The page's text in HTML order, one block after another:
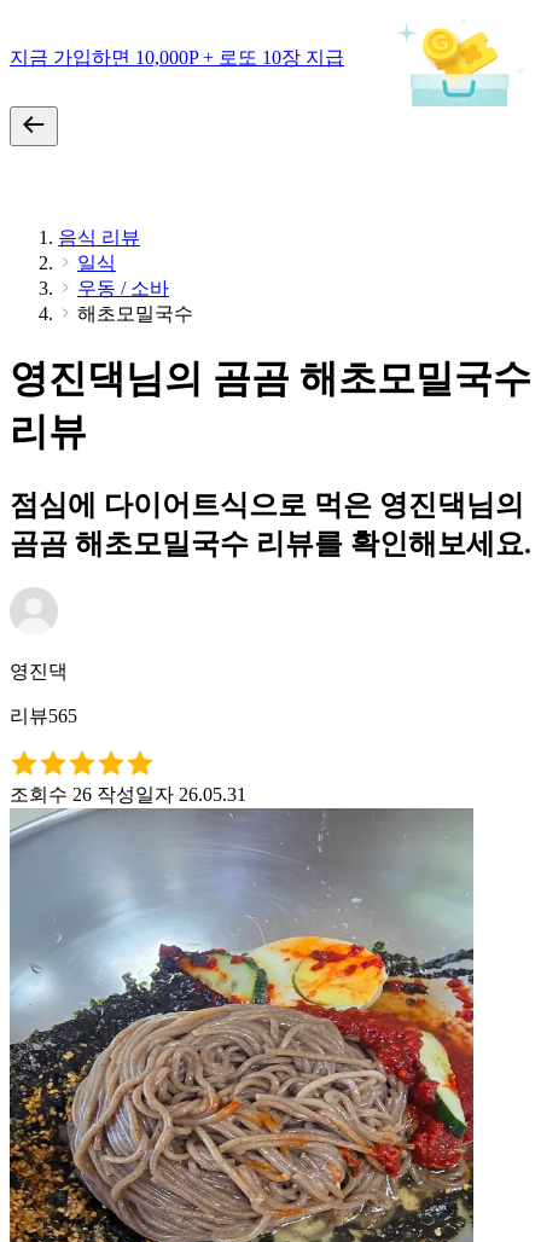
지금 가입하면 10,000P + 로또 10장 지급
음식 리뷰
일식
우동 / 소바
해초모밀국수
영진댁님의 곰곰 해초모밀국수
리뷰
점심에 다이어트식으로 먹은 영진댁님의
곰곰 해초모밀국수 리뷰를 확인해보세요.
영진댁
리뷰565
조회수 26 작성일자 26.05.31